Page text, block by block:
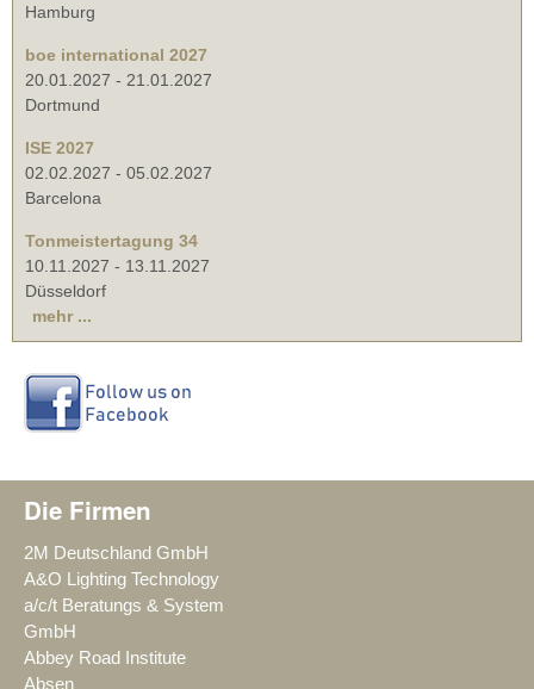
Hamburg
boe international 2027
20.01.2027 - 21.01.2027
Dortmund
ISE 2027
02.02.2027 - 05.02.2027
Barcelona
Tonmeistertagung 34
10.11.2027 - 13.11.2027
Düsseldorf
mehr ...
Die Firmen
2M Deutschland GmbH
A&O Lighting Technology
a/c/t Beratungs & System
GmbH
Abbey Road Institute
Absen